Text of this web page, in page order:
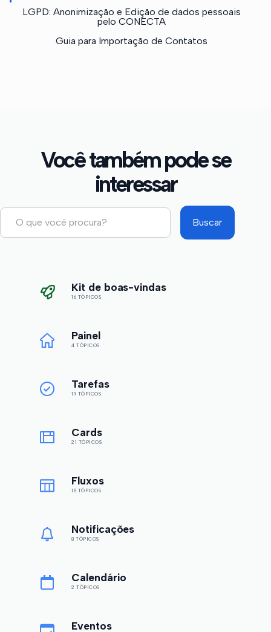
LGPD: Anonimização e Edição de dados pessoais
pelo CONECTA
Guia para Importação de Contatos
Você também pode se
interessar
Kit de boas-vindas
16 TÓPICOS
Painel
4 TÓPICOS
Tarefas
19 TÓPICOS
Cards
21 TÓPICOS
Fluxos
18 TÓPICOS
Notificações
8 TÓPICOS
Calendário
2 TÓPICOS
Eventos